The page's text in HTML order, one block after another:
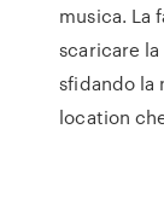
musica. La
scaricare
sfidando la
location